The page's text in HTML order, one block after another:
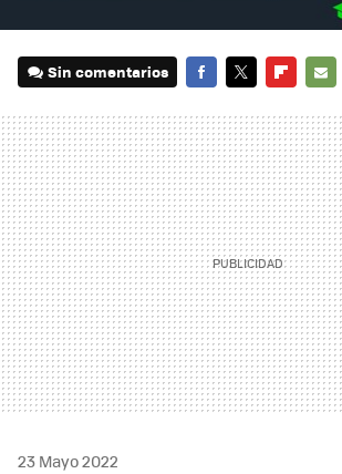
Sin comentarios
MAIL
23 Mayo 2022